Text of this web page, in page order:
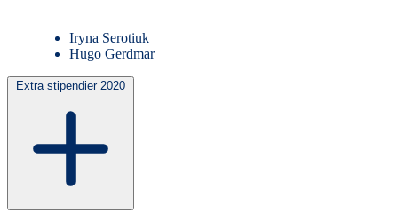
Iryna Serotiuk
Hugo Gerdmar
Extra stipendier 2020